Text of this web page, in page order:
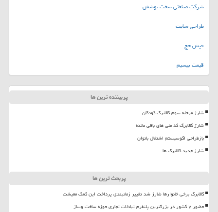
شرکت صنعتی سخت پوشش
طراحی سایت
فیش حج
قیمت بیسیم
پربیننده ترین ها
شارژ مرحله سوم کالابرگ کودکان
شارژ کالابرگ کد ملی های باقی مانده
بازطراحی اکوسیستم اشتغال بانوان
شارژ جدید کالابرگ ها
پربحث ترین ها
کالابرگ برخی خانوارها شارژ شد تغییر زمانبندی پرداخت این کمک معیشت
حضور ۷ کشور در بزرگترین پلتفرم تبادلات تجاری حوزه ساخت وساز